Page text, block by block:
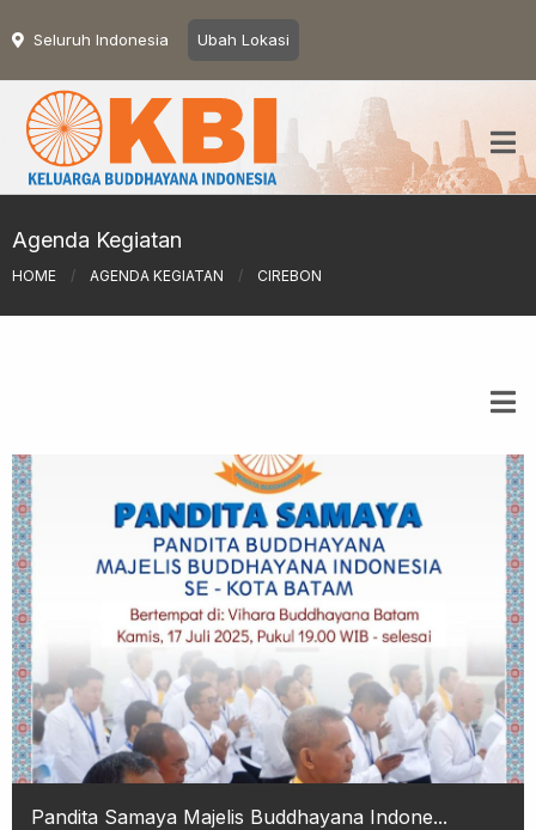
Seluruh Indonesia Ubah Lokasi
Agenda Kegiatan
HOME / AGENDA KEGIATAN / CIREBON
Pandita Samaya Majelis Buddhayana Indone...